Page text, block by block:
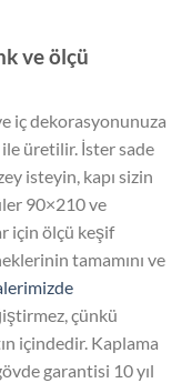
ve ölçü
iç dekorasyonunuza
ile üretilir. İster sade
isteyin, kapı sizin
90×210 ve
için ölçü keşif
tamamını ve
çünkü
içindedir. Kaplama
garantisi 10 yıl